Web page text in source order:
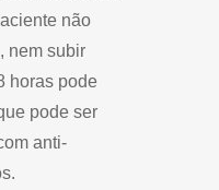
não
nem subir
horas pode
pode ser
anti-